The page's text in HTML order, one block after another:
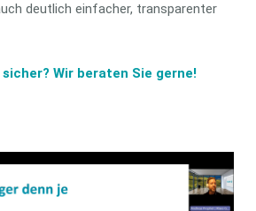
deutlich einfacher, transparenter
Wir beraten Sie gerne!